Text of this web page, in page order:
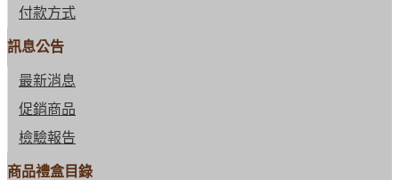
付款方式
訊息公告
最新消息
促銷商品
檢驗報告
商品禮盒目錄